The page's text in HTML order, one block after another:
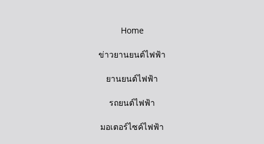
Home
ข่าวยานยนต์ไฟฟ้า
ยานยนต์ไฟฟ้า
รถยนต์ไฟฟ้า
มอเตอร์ไซค์ไฟฟ้า